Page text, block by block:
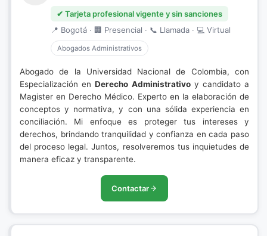
✔ Tarjeta profesional vigente y sin sanciones
📍 Bogotá · 🏢 Presencial · 📞 Llamada · 💻 Virtual
Abogados Administrativos
Abogado de la Universidad Nacional de Colombia, con
Especialización enDerecho Administrativoy candidato a
Magister en Derecho Médico. Experto en la elaboración de
conceptos y normativa, y con una sólida experiencia en
conciliación. Mi enfoque es proteger tus intereses y
derechos, brindando tranquilidad y confianza en cada paso
del proceso legal. Juntos, resolveremos tus inquietudes de
manera eficaz y transparente.
Contactar